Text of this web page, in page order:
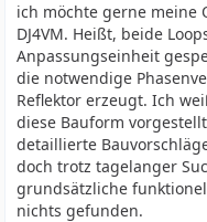
ich möchte gerne meine
DJ4VM. Heißt, beide
Anpassungseinheit
die notwendige
Reflektor erzeugt. Ich
diese Bauform
detaillierte
doch trotz tagelanger
grundsätzliche
nichts gefunden.